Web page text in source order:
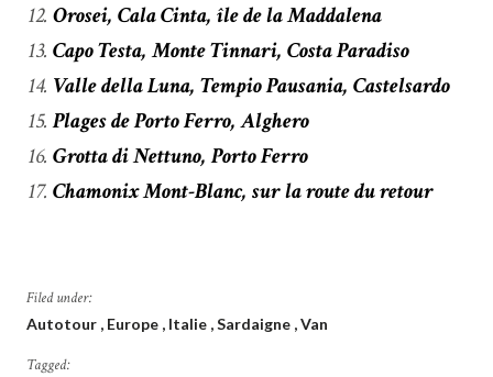
Orosei, Cala Cinta, île de la Maddalena
Capo Testa, Monte Tinnari, Costa Paradiso
Valle della Luna, Tempio Pausania, Castelsardo
Plages de Porto Ferro, Alghero
Grotta di Nettuno, Porto Ferro
Chamonix Mont-Blanc, sur la route du retour
Filed under:
Autotour Europe Italie Sardaigne Van
Tagged: